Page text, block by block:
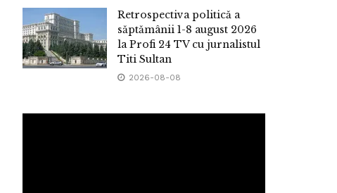
Retrospectiva politică a
săptămânii 1-8 august 2026
la Profi 24 TV cu jurnalistul
Titi Sultan
2026-08-08